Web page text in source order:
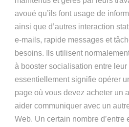
avoué qu’ils font usage de
ainsi que d’autres interaction
e-mails, rapide messages et
besoins. Ils utilisent
à booster socialisation entre leur
essentiellement signifie opérer
page où vous devez acheter un
aider communiquer avec un
Web. Un certain nombre d’entre